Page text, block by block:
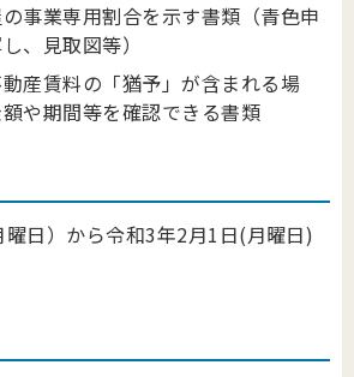
事業専用割合を示す書類（青色申
、見取図等）
動産賃料の「猶予」が含まれる場
や期間等を確認できる書類
日）から令和3年2月1日(月曜日)